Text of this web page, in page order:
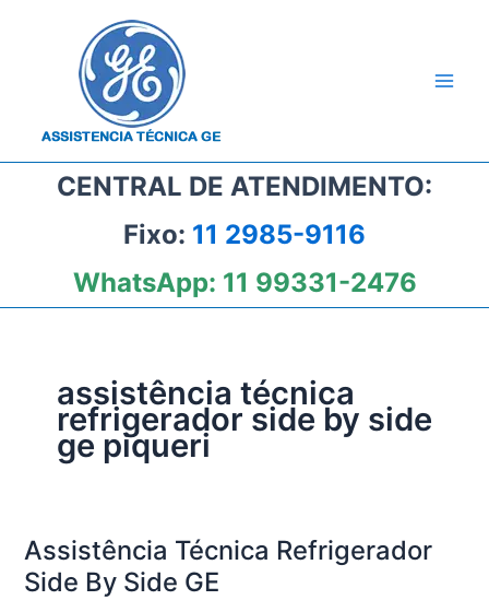
CENTRAL DE ATENDIMENTO:
Fixo: 11 2985-9116
WhatsApp: 11 99331-2476
assistência técnica
refrigerador side by side
ge piqueri
Assistência Técnica Refrigerador
Side By Side GE